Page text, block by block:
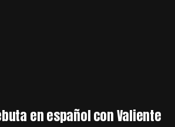
en español con Valiente